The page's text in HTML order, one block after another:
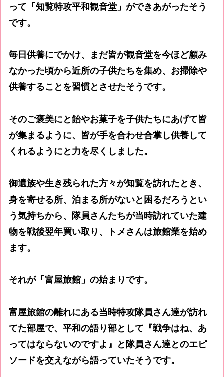
って「知覧特攻平和観音堂」ができあがったそう
です。
毎日供養にでかけ、まだ皆が観音堂を今ほど顧み
なかった頃から近所の子供たちを集め、お掃除や
供養することを習慣とさせたそうです。
そのご褒美にと飴やお菓子を子供たちにあげて皆
が集まるように、皆が手を合わせ合掌し供養して
くれるようにと力を尽くしました。
御遺族や生き残られた方々が知覧を訪れたとき、
身を寄せる所、泊まる所がないと困るだろうとい
う気持ちから、隊員さんたちが当時訪れていた建
物を戦後翌年買い取り、トメさんは旅館業を始め
ます。
それが「富屋旅館」の始まりです。
富屋旅館の離れにある当時特攻隊員さん達が訪れ
てた部屋で、平和の語り部として『戦争はね、あ
ってはならないのですよ』と隊員さん達とのエピ
ソードを交えながら語っていたそうです。